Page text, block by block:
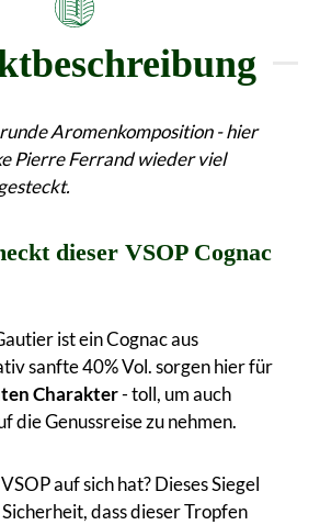
Aromenkomposition - hier
Pierre Ferrand wieder viel
dieser VSOP Cognac
ist ein Cognac aus
sanfte 40% Vol. sorgen hier für
Charakter- toll, um auch
die Genussreise zu nehmen.
auf sich hat? Dieses Siegel
dass dieser Tropfen